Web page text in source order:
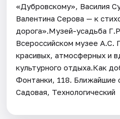
«Дубровскому», Василия
Валентина Серова — к
дорога».Музей-усадьба
Всероссийском музее А.С.
красивых, атмосферных и
культурного отдыха.Как
Фонтанки, 118. Ближайшие
Садовая, Технологический